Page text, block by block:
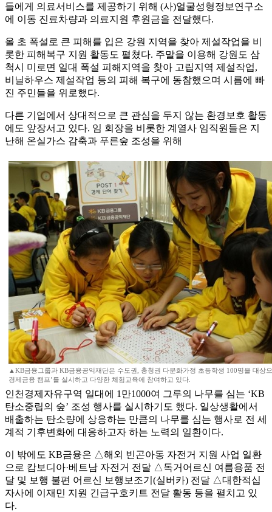
들에게 의료서비스를 제공하기 위해 (사)얼굴성형정보연구소
에 이동 진료차량과 의료지원 후원금을 전달했다.
올 초 폭설로 큰 피해를 입은 강원 지역을 찾아 제설작업을 비
롯한 피해복구 지원 활동도 펼쳤다. 주말을 이용해 강원도 삼
척시 미로면 일대 폭설 피해지역을 찾아 고립지역 제설작업,
비닐하우스 제설작업 등의 피해 복구에 동참했으며 시름에 빠
진 주민들을 위로했다.
다른 기업에서 상대적으로 큰 관심을 두지 않는 환경보호 활동
에도 앞장서고 있다. 임 회장을 비롯한 계열사 임직원들은 지
난해 온실가스 감축과 푸른숲 조성을 위해
▲KB금융그룹과 KB금융공익재단은 수도권, 충청권 다문화가정 초등학생 100명을 대상
경제금융 캠프’를 실시하고 다양한 체험교육에 참여하고 있다.
인천경제자유구역 일대에 1만1000여 그루의 나무를 심는 ‘KB
탄소중립의 숲’ 조성 행사를 실시하기도 했다. 일상생활에서
배출하는 탄소량에 상응하는 만큼의 나무를 심는 행사로 전 세
계적 기후변화에 대응하고자 하는 노력의 일환이다.
이 밖에도 KB금융은 △해외 빈곤아동 자전거 지원 사업 일환
으로 캄보디아·베트남 자전거 전달 △독거어르신 여름용품 전
달 및 보행 불편 어르신 보행보조기(실버카) 전달 △대한적십
자사에 이재민 지원 긴급구호키트 전달 활동 등을 펼치고 있
다.